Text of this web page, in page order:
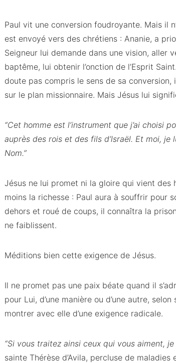
Paul vit une conversion foudroyante. Mais il
est envoyé vers des chrétiens : Ananie, a
Seigneur lui demande dans une vision, aller
baptême, lui obtenir l’onction de l’Esprit
doute pas compris le sens de sa
sur le plan missionnaire. Mais Jésus lui
“Cet homme est l’instrument que j’ai choisi
auprès des rois et des fils d’lsraël. Et moi,
Nom.”
Jésus ne lui promet ni la gloire qui vient des
moins la richesse : Paul aura à souffrir pour
dehors et roué de coups, il connaîtra la
ne faiblissent.
Méditions bien cette exigence de Jésus.
Il ne promet pas une paix béate quand il
pour Lui, d’une manière ou d’une autre,
montrer avec elle d’une exigence radicale.
“Si vous traitez ainsi ceux qui vous aiment,
sainte Thérèse d’Avila, percluse de